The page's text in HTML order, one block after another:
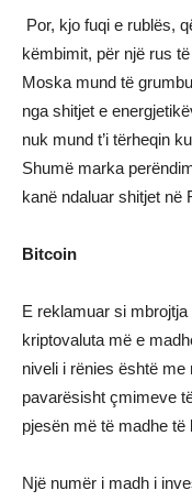
Por, kjo fuqi e rublës,
këmbimit, për një rus
Moska mund të
nga shitjet e
nuk mund t’i tërheqin
Shumë marka
kanë ndaluar shitjet në
Bitcoin
E reklamuar si
kriptovaluta më e
niveli i rënies është
pavarësisht çmimeve
pjesën më të madhe të
Një numër i madh i